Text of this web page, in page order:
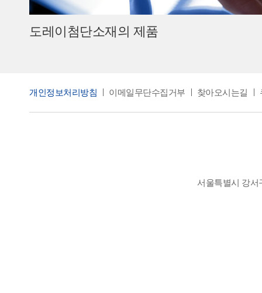
도레이첨단소재의 제품
개인정보처리방침 이메일무단수집거부 찾아오시는길
서울특별시 강서